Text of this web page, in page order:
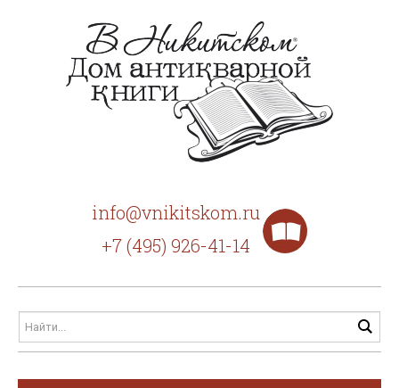
info@vnikitskom.ru
+7 (495) 926-41-14